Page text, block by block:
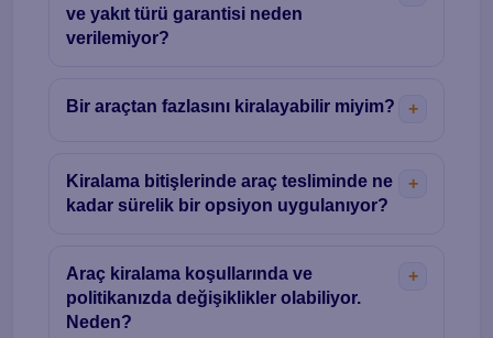
ve yakıt türü garantisi neden
verilemiyor?
Bir araçtan fazlasını kiralayabilir miyim?
Kiralama bitişlerinde araç tesliminde ne
kadar sürelik bir opsiyon uygulanıyor?
Araç kiralama koşullarında ve
politikanızda değişiklikler olabiliyor.
Neden?